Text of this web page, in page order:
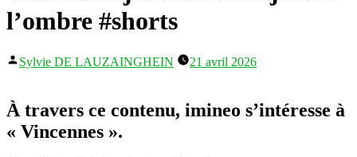
l’ombre #shorts
Publié
Sylvie DE LAUZAINGHEIN 21 avril 2026
À travers ce contenu, imineo s’intéresse à
« Vincennes ».